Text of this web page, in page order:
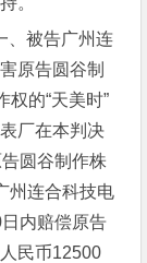
被告广州连
原告圆谷制
权的“天美时”
厂在本判决
圆谷制作株
州连合科技电
内赔偿原告
民币12500